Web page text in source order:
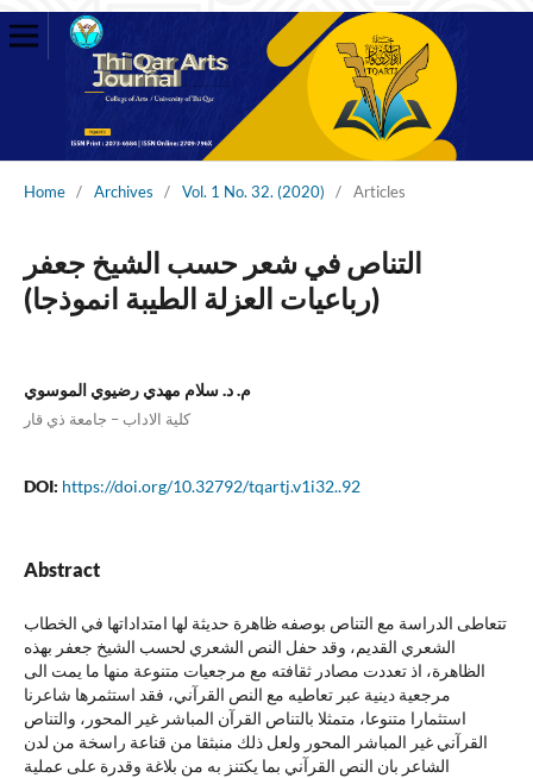
Home / Archives / Vol. 1 No. 32. (2020) / Articles
التناص في شعر حسب الشيخ جعفر
(رباعيات العزلة الطيبة انموذجا)
م. د. سلام مهدي رضيوي الموسوي
كلية الاداب – جامعة ذي قار
DOI: https://doi.org/10.32792/tqartj.v1i32..92
Abstract
تتعاطى الدراسة مع التناص بوصفه ظاهرة حديثة لها امتداداتها في الخطاب
الشعري القديم، وقد حفل النص الشعري لحسب الشيخ جعفر بهذه
الظاهرة، اذ تعددت مصادر ثقافته مع مرجعيات متنوعة منها ما يمت الى
مرجعية دينية عبر تعاطيه مع النص القرآني، فقد استثمرها شاعرنا
استثمارا متنوعا، متمثلا بالتناص القرآن المباشر غير المحور، والتناص
القرآني غير المباشر المحور ولعل ذلك منبثقا من قناعة راسخة من لدن
الشاعر بان النص القرآني بما يكتنز به من بلاغة وقدرة على عملية